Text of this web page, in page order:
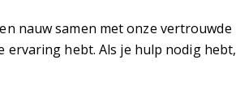
nauw samen met onze vertrouwde
hebt. Als je hulp nodig hebt,